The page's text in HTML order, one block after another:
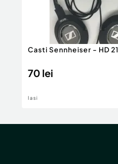
Casti Sennheiser - HD
70 lei
Iasi